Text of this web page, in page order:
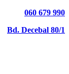
060 679 990
Bd. Decebal 80/1